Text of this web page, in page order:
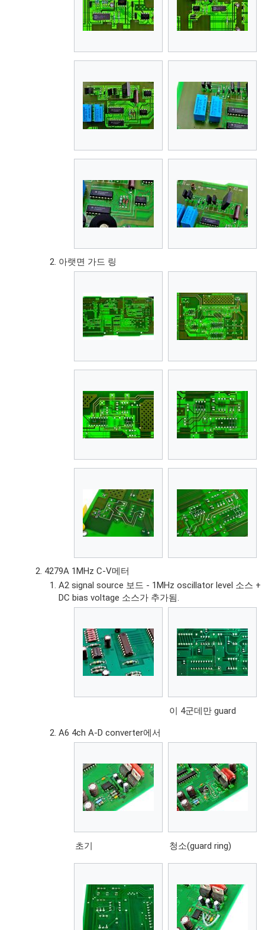
아랫면 가드 링
4279A 1MHz C-V메터
A2 signal source 보드 - 1MHz oscillator level 소스 +
DC bias voltage 소스가 추가됨.
이 4군데만 guard
A6 4ch A-D converter에서
초기 청소(guard ring)